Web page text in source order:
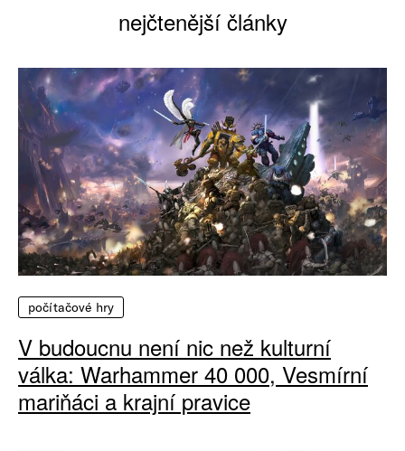
nejčtenější články
počítačové hry
V budoucnu není nic než kulturní
válka: Warhammer 40 000, Vesmírní
mariňáci a krajní pravice